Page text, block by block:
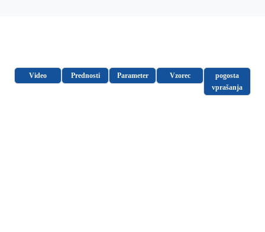
Video Prednosti Parameter Vzorec
pogosta
vprašanja